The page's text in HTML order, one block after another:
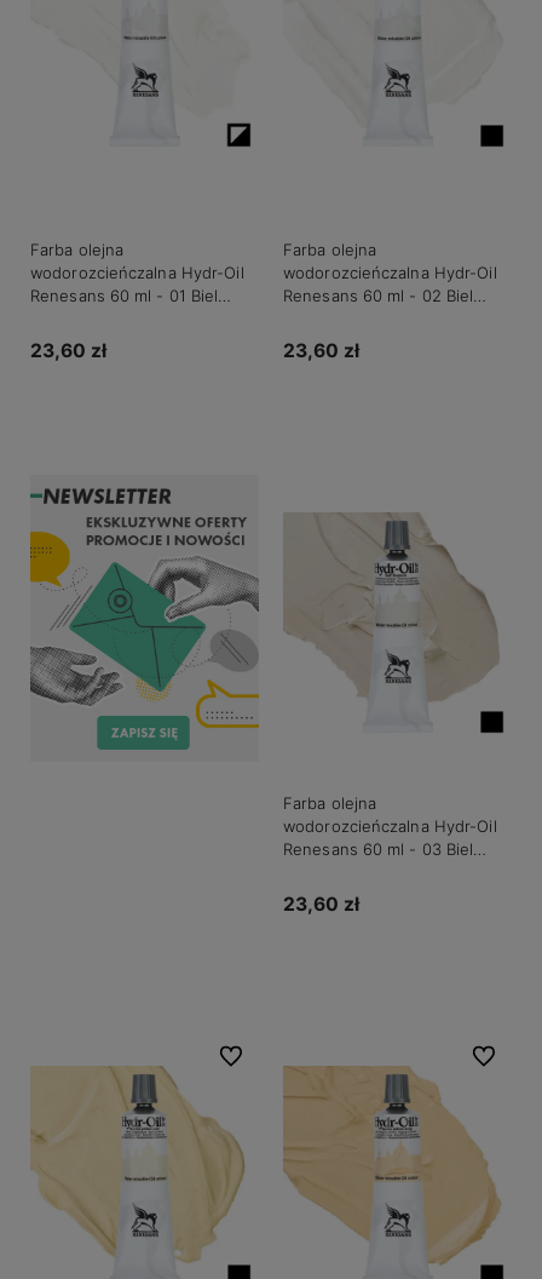
Farba olejna
wodorozcieńczalna Hydr-Oil
Renesans 60 ml - 01 Biel
23,60 zł
Farba olejna
wodorozcieńczalna Hydr-Oil
Renesans 60 ml - 02 Biel
23,60 zł
Farba olejna
wodorozcieńczalna Hydr-Oil
Renesans 60 ml - 03 Biel
23,60 zł
Do ulubionych Do